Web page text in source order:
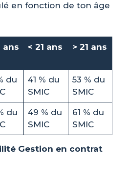
en fonction de ton âge
ans < 21 ans > 21 ans
du
41 % du
SMIC
53 % du
SMIC
du
49 % du
SMIC
61 % du
SMIC
Gestion en contrat